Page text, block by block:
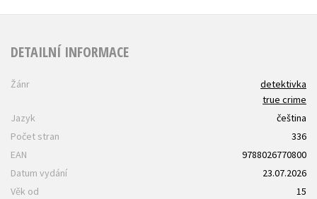
DETAILNÍ INFORMACE
Žánr
detektivka
true crime
Jazyk
čeština
Počet stran
336
EAN
9788026770800
Datum vydání
23.07.2026
Věk od
15